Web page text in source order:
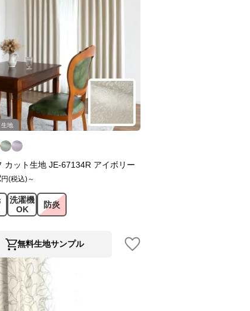
生地
カット生地 JE-67134R アイボリー
円(税込)～
洗濯機
OK
防炎
無料生地サンプル